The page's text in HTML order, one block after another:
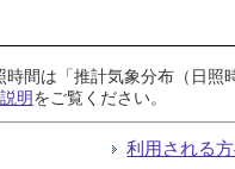
間は「推計気象分布（日
明をご覧ください。
利用される